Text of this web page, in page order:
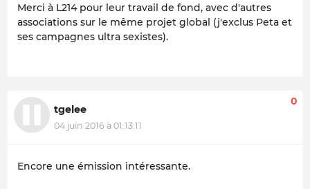
Merci à L214 pour leur travail de fond, avec d'autres
associations sur le même projet global (j'exclus Peta et
ses campagnes ultra sexistes).
tgelee
04 juin 2016 à 01:13:11
0
Encore une émission intéressante.